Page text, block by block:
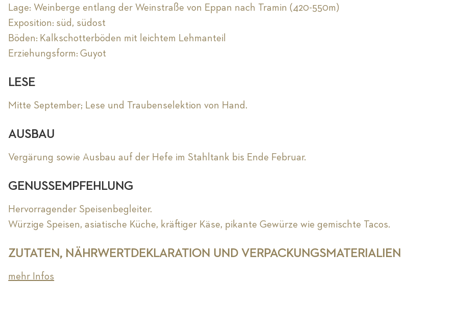
Lage: Weinberge entlang der Weinstraße von Eppan nach Tramin (420-550m)
Exposition: süd, südost
Böden: Kalkschotterböden mit leichtem Lehmanteil
Erziehungsform: Guyot
LESE
Mitte September; Lese und Traubenselektion von Hand.
AUSBAU
Vergärung sowie Ausbau auf der Hefe im Stahltank bis Ende Februar.
GENUSSEMPFEHLUNG
Hervorragender Speisenbegleiter.
Würzige Speisen, asiatische Küche, kräftiger Käse, pikante Gewürze wie gemischte Tacos.
ZUTATEN, NÄHRWERTDEKLARATION UND VERPACKUNGSMATERIALIEN
mehr Infos